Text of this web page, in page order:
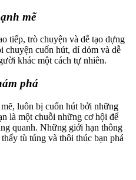
mẽ
tiếp, trò chuyện và dễ tạo dựng
chuyện cuốn hút, dí dỏm và dễ
khác một cách tự nhiên.
phá
luôn bị cuốn hút bởi những
là một chuỗi những cơ hội để
quanh. Những giới hạn thông
tù túng và thôi thúc bạn phá